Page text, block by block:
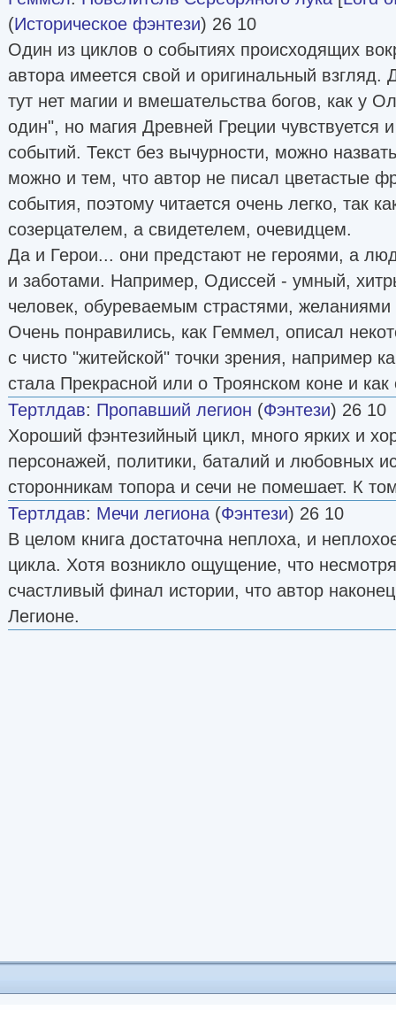
(Историческое фэнтези) 26 10
Один из циклов о событиях происходящих
автора имеется свой и оригинальный
тут нет магии и вмешательства богов, как у
один", но магия Древней Греции чувствуется и
событий. Текст без вычурности, можно
можно и тем, что автор не писал цветастые
события, поэтому читается очень легко, так
созерцателем, а свидетелем, очевидцем.
Да и Герои... они предстают не героями, а
и заботами. Например, Одиссей - умный,
человек, обуреваемым страстями,
Очень понравились, как Геммел, описал
с чисто "житейской" точки зрения, например
стала Прекрасной или о Троянском коне и
Тертлдав: Пропавший легион (Фэнтези) 26 10
Хороший фэнтезийный цикл, много ярких и
персонажей, политики, баталий и любовных
сторонникам топора и сечи не помешает. К
Тертлдав: Мечи легиона (Фэнтези) 26 10
В целом книга достаточна неплоха, и
цикла. Хотя возникло ощущение, что
счастливый финал истории, что автор
Легионе.